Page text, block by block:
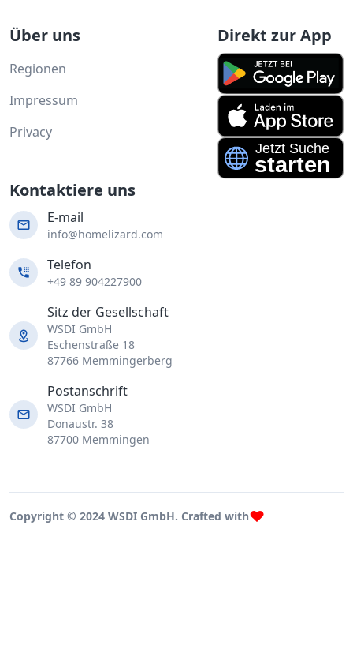
Über uns
Regionen
Impressum
Privacy
Direkt zur App
Kontaktiere uns
E-mail
info@homelizard.com
Telefon
+49 89 904227900
Sitz der Gesellschaft
WSDI GmbH
Eschenstraße 18
87766 Memmingerberg
Postanschrift
WSDI GmbH
Donaustr. 38
87700 Memmingen
Copyright © 2024 WSDI GmbH. Crafted with